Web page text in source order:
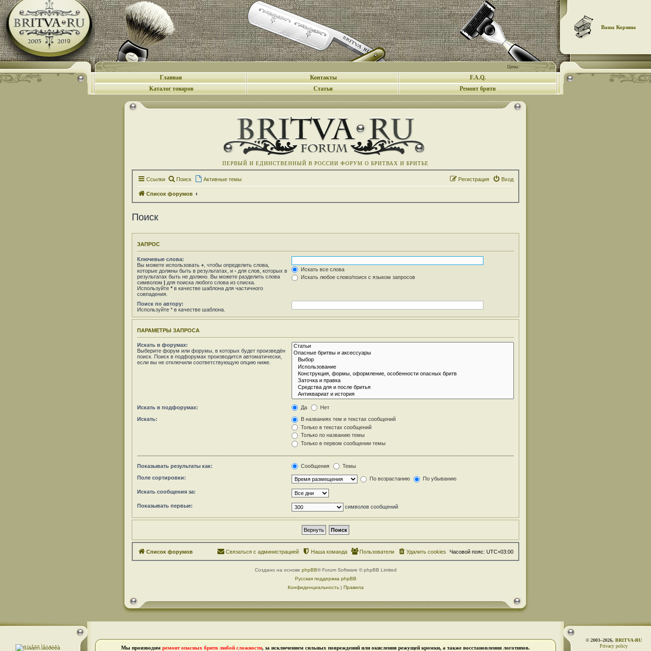
Цены:
Ваша Корзина
Главная Контакты
F.A.Q.
Каталог товаров
Статьи Ремонт бритв
ПЕРВЫЙ И ЕДИНСТВЕННЫЙ В РОССИИ ФОРУМ О БРИТВАХ И БРИТЬЕ
Ссылки Поиск Активные темы Вход
Регистрация
Список форумов
Поиск
ЗАПРОС
Ключевые слова:
Вы можете использовать + , чтобы определить слова,
которые должны быть в результатах, и - для слов, которых в
результатах быть не должно. Вы можете разделить слова
символом | для поиска любого слова из списка.
Используйте * в качестве шаблона для частичного
совпадения.
Искать все слова
Искать любое слово/поиск с языком запросов
Поиск по автору:
Используйте * в качестве шаблона.
ПАРАМЕТРЫ ЗАПРОСА
Искать в форумах:
Выберите форум или форумы, в которых будет произведён
поиск. Поиск в подфорумах производится автоматически,
если вы не отключили соответствующую опцию ниже.
Искать в подфорумах: Да Нет
Искать:
В названиях тем и текстах сообщений
Только в текстах сообщений
Только по названию темы
Только в первом сообщении темы
Показывать результаты как: Сообщения Темы
Поле сортировки: По возрастанию По убыванию
Искать сообщения за:
Показывать первые: символов сообщений
Список форумов Часовой пояс: UTC+03:00
Удалить cookies
Пользователи
Наша команда
Связаться с администрацией
Создано на основе phpBB® Forum Software © phpBB Limited
Русская поддержка phpBB
Конфиденциальность| Правила
Мы производим ремонт опасных бритв любой сложности, за исключением сильных повреждений или окисления режущей кромки, а также восстановления логотипов.
© 2003–2026, BRITVA·RU
Privacy policy